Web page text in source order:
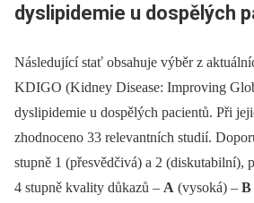
dyslipidemie u dospělých
Následující stať obsahuje výběr z
KDIGO (Kidney Disease: Improving
dyslipidemie u dospělých pacientů. Při
zhodnoceno 33 relevantních studií.
stupně 1 (přesvědčivá) a 2 (diskutabilní),
4 stupně kvality důkazů –⁠ A (vysoká) –⁠ B